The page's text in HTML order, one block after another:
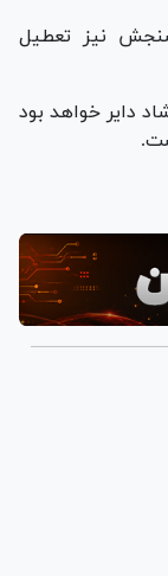
نیز تعطیل
دایر خواهد بود